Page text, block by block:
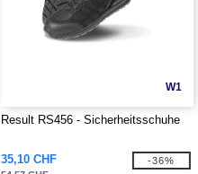
W1
Result RS456 - Sicherheitsschuhe
35,10 CHF -36%